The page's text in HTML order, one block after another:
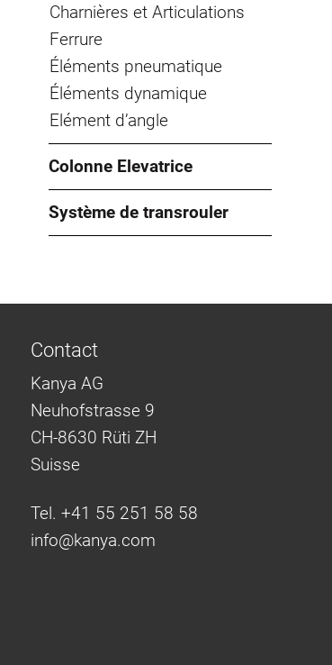
Charnières et Articulations
Ferrure
Éléments pneumatique
Éléments dynamique
Elément d’angle
Colonne Elevatrice
Système de transrouler
Contact
Kanya AG
Neuhofstrasse 9
CH-8630 Rüti ZH
Suisse
Tel. +41 55 251 58 58
info@kanya.com